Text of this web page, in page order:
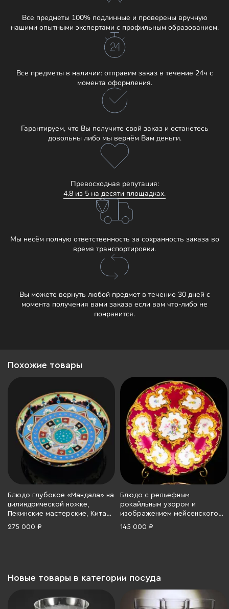
Все предметы 100% подлинные и проверены вручную
нашими опытными экспертами с профильным образованием.
Все предметы в наличии: отправим заказ в течение 24ч с
момента оформления.
Гарантируем, что Вы получите свой заказ и останетесь
довольны либо мы вернём Вам деньги.
Превосходная репутация:
4.8 из 5 на десяти площадках.
Мы несём полную ответственность за сохранность заказа во
время транспортировки.
Вы можете вернуть любой предмет в течение 30 дней с
момента получения вами заказа если вам что-либо не
понравится.
Похожие товары
Блюдо глубокое «Мандала» на
цилиндрической ножке,
Пекинские мастерские, Китай,
латунь, эмаль, Китай, 1950-
275 000 ₽
Блюдо с рельефным
рокайльным узором и
изображением мейсенского
букета в бордово-золотой
145 000 ₽
Новые товары в категории посуда